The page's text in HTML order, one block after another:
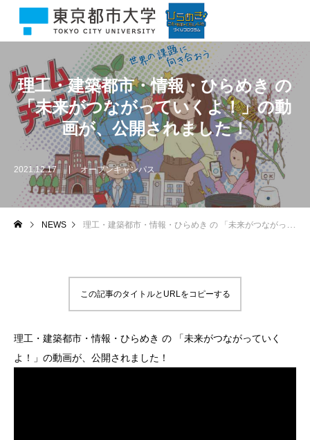
理工・建築都市・情報・ひらめき の
「未来がつながっていくよ！」の動
画が、公開されました！
2021.12.17 オープンキャンパス
NEWS 理工・建築都市・情報・ひらめき の 「未来がつながっていくよ！」の動画が、公開されました！
この記事のタイトルとURLをコピーする
理工・建築都市・情報・ひらめき の 「未来がつながっていく
よ！」の動画が、公開されました！